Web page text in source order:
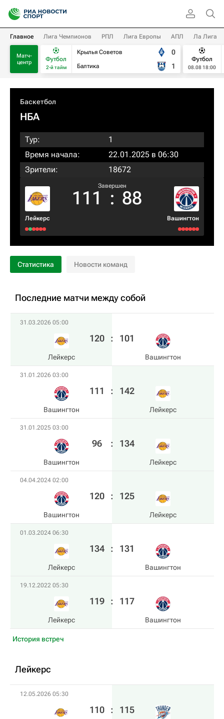
Главное Лига Чемпионов РПЛ Лига Европы АПЛ Ла Лига
Матч-
центр
Футбол
2-й тайм
Крылья Советов
Балтика
0
1
Футбол
08.08 18:00
Баскетбол
НБА
Тур:
1
Время начала:
22.01.2025 в 06:30
Зрители:
18672
Лейкерс
Завершен
111 : 88
Вашингтон
Статистика Новости команд
Последние матчи между собой
31.03.2026 05:00
Лейкерс
120 : 101
Вашингтон
31.01.2026 03:00
Вашингтон
111 : 142
Лейкерс
31.01.2025 03:00
Вашингтон
96 : 134
Лейкерс
04.04.2024 02:00
Вашингтон
120 : 125
Лейкерс
01.03.2024 06:30
Лейкерс
134 : 131
Вашингтон
19.12.2022 05:30
Лейкерс
119 : 117
Вашингтон
История встреч
Лейкерс
12.05.2026 05:30
110 : 115